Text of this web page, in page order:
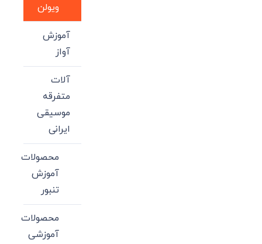
ویولن
آموزش
آواز
آلات
متفرقه
موسیقی
ایرانی
محصولات
آموزش
تنبور
محصولات
آموزشی